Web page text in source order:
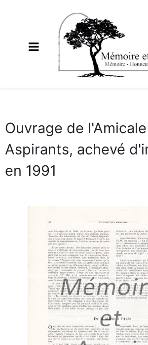
Ouvrage de
Aspirants, achevé
en 1991